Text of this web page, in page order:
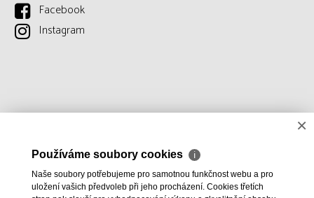
Facebook
Instagram
×
Používáme soubory cookies ℹ
Naše soubory potřebujeme pro samotnou funkčnost webu a pro
uložení vašich předvoleb při jeho procházení. Cookies třetích